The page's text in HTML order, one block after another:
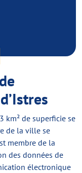
km² de superficie se
de la ville se
membre de la
des données de
électronique